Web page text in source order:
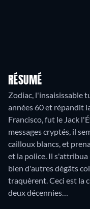
RÉSUMÉ
Zodiac, l'insaisissable
années 60 et répandit
Francisco, fut le Jack
messages cryptés, il
cailloux blancs, et
et la police. Il
bien d'autres dégâts
traquèrent. Ceci est la
deux décennies…